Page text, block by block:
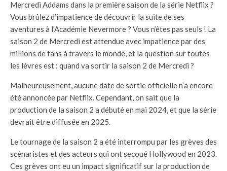
Mercredi Addams dans la première saison de la série Netflix ?
Vous brûlez d’impatience de découvrir la suite de ses
aventures à l’Académie Nevermore ? Vous n’êtes pas seuls ! La
saison 2 de Mercredi est attendue avec impatience par des
millions de fans à travers le monde, et la question sur toutes
les lèvres est : quand va sortir la saison 2 de Mercredi ?
Malheureusement, aucune date de sortie officielle n’a encore
été annoncée par Netflix. Cependant, on sait que la
production de la saison 2 a débuté en mai 2024, et que la série
devrait être diffusée en 2025.
Le tournage de la saison 2 a été interrompu par les grèves des
scénaristes et des acteurs qui ont secoué Hollywood en 2023.
Ces grèves ont eu un impact significatif sur la production de